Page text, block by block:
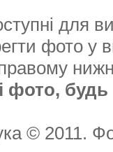
для
фото у
фото, будь
© 2011.